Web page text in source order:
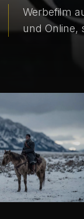
Werbefilm
und Online,